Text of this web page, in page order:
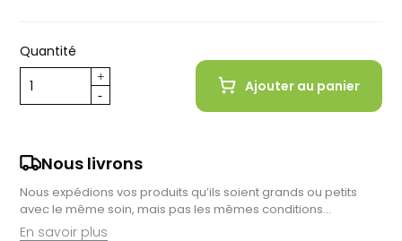
Quantité
Ajouter au panier
Nous livrons
Nous expédions vos produits qu’ils soient grands ou petits
avec le même soin, mais pas les mêmes conditions…
En savoir plus